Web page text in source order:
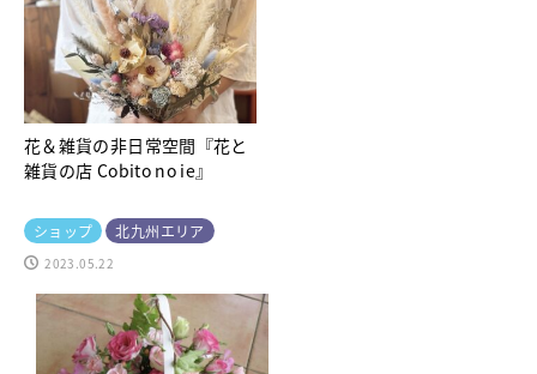
花＆雑貨の非日常空間『花と
雑貨の店 Cobito no ie』
ショップ 北九州エリア
2023.05.22